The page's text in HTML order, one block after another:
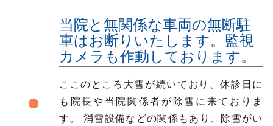
当院と無関係な車両の無断駐
車はお断りいたします。監視
カメラも作動しております。
ここのところ大雪が続いており、休診日に
も院長や当院関係者が除雪に来ておりま
す。 消雪設備などの関係もあり、除雪がい